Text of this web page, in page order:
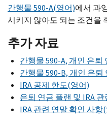
간행물 590-A(영어)에서 과
시키지 않아도 되는 조건을
추가 자료
간행물 590-A, 개인 은
간행물 590-B, 개인 은
IRA 공제 한도(영어)
은퇴 연금 플랜 및 IRA
IRA 관련 연말 확인 사항